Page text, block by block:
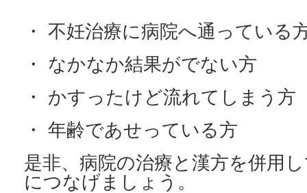
・ 不妊治療に病院へ通っている
・ なかなか結果がでない方
・ かすったけど流れてしまう方
・ 年齢であせっている方
是非、病院の治療と漢方を併用
につなげましょう。